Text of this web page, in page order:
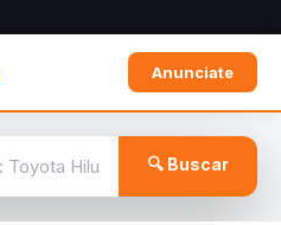
Anunciate
🔍 Buscar